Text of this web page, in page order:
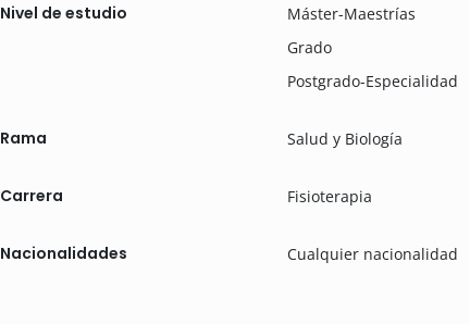
Nivel de estudio
Máster-Maestrías
Grado
Postgrado-Especialidad
Rama Salud y Biología
Carrera Fisioterapia
Nacionalidades Cualquier nacionalidad